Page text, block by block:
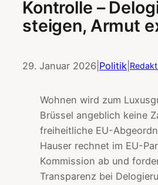
Kontrolle –
steigen, Armut
29. Januar 2026 Politik
Wohnen wird zum
Brüssel angeblich keine
freiheitliche EU-
Hauser rechnet im EU-
Kommission ab und
Transparenz bei